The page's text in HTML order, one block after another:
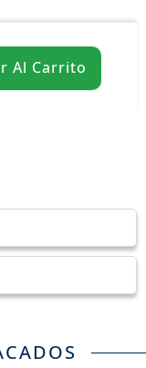
Al Carrito